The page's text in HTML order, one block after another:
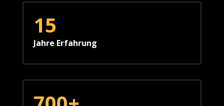
15
Jahre Erfahrung